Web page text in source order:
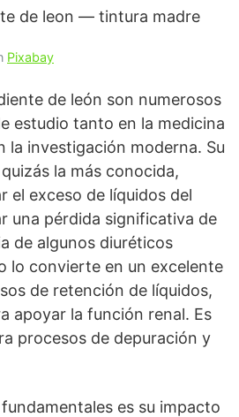
Pixabay
de león son numerosos
estudio tanto en la medicina
la investigación moderna. Su
la más conocida,
el exceso de líquidos del
una pérdida significativa de
de algunos diuréticos
lo convierte en un excelente
de retención de líquidos,
apoyar la función renal. Es
procesos de depuración y
es su impacto